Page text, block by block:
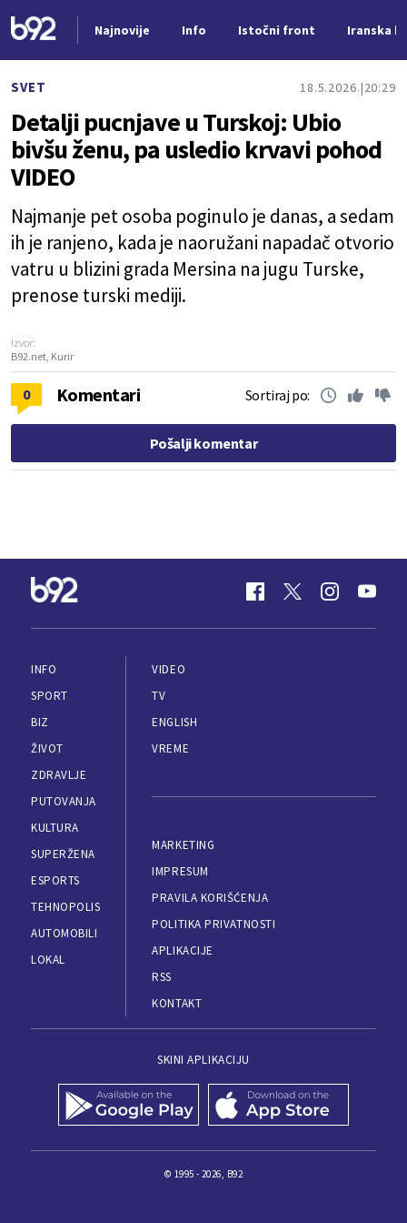
Najnovije Info Istočni front Iranska
SVET 18.5.2026. 20:29
Detalji pucnjave u Turskoj: Ubio
bivšu ženu, pa usledio krvavi pohod
VIDEO
Najmanje pet osoba poginulo je danas, a sedam
ih je ranjeno, kada je naoružani napadač otvorio
vatru u blizini grada Mersina na jugu Turske,
prenose turski mediji.
Izvor:
B92.net, Kurir
0 Komentari Sortiraj po:
Pošalji komentar
INFO
SPORT
BIZ
ŽIVOT
ZDRAVLJE
PUTOVANJA
KULTURA
SUPERŽENA
ESPORTS
TEHNOPOLIS
AUTOMOBILI
LOKAL
VIDEO
TV
ENGLISH
VREME
MARKETING
IMPRESUM
PRAVILA KORIŠĆENJA
POLITIKA PRIVATNOSTI
APLIKACIJE
RSS
KONTAKT
SKINI APLIKACIJU
© 1995 - 2026, B92